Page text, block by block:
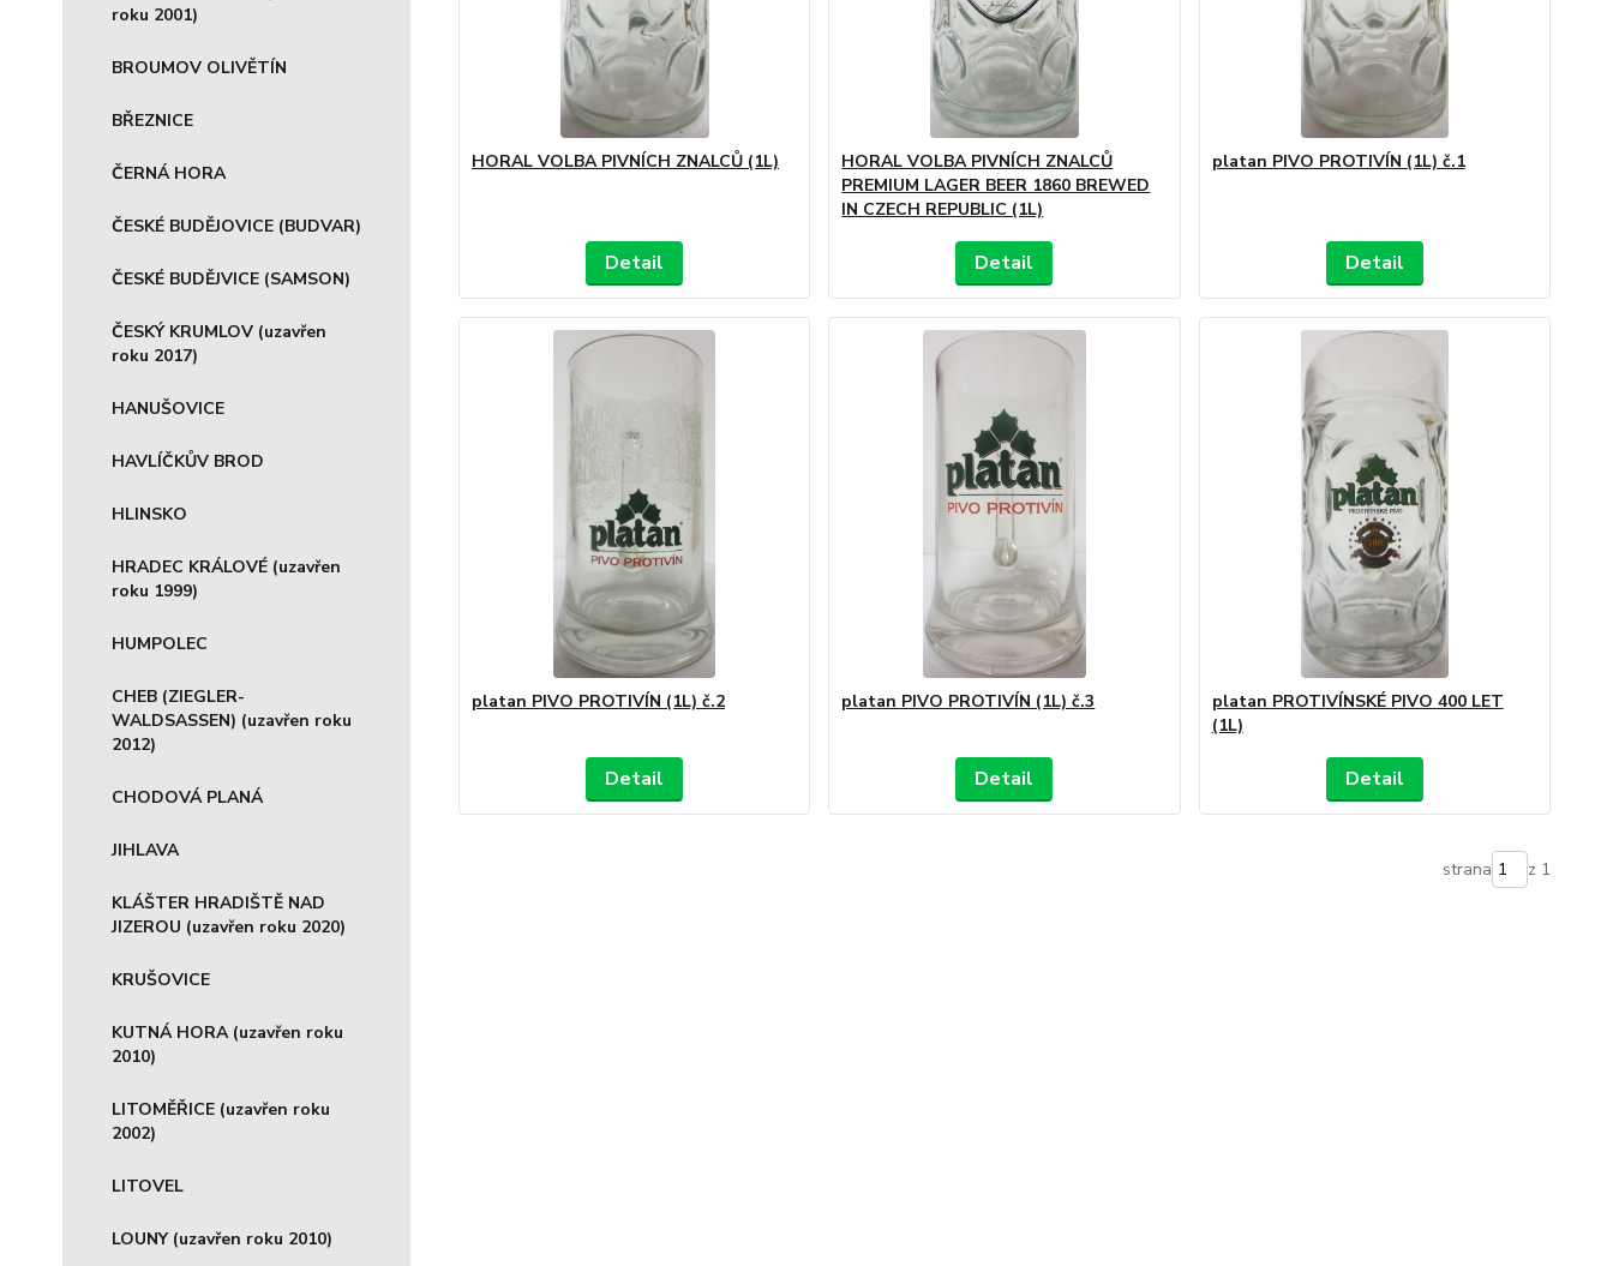
roku 2001)
BROUMOV OLIVĚTÍN
BŘEZNICE
ČERNÁ HORA
ČESKÉ BUDĚJOVICE (BUDVAR)
ČESKÉ BUDĚJVICE (SAMSON)
ČESKÝ KRUMLOV (uzavřen
roku 2017)
HANUŠOVICE
HAVLÍČKŮV BROD
HLINSKO
HRADEC KRÁLOVÉ (uzavřen
roku 1999)
HUMPOLEC
CHEB (ZIEGLER-
WALDSASSEN) (uzavřen roku
2012)
CHODOVÁ PLANÁ
JIHLAVA
KLÁŠTER HRADIŠTĚ NAD
JIZEROU (uzavřen roku 2020)
KRUŠOVICE
KUTNÁ HORA (uzavřen roku
2010)
LITOMĚŘICE (uzavřen roku
2002)
LITOVEL
LOUNY (uzavřen roku 2010)
HORAL VOLBA PIVNÍCH ZNALCŮ (1L)
Detail
HORAL VOLBA PIVNÍCH ZNALCŮ
PREMIUM LAGER BEER 1860 BREWED
IN CZECH REPUBLIC (1L)
Detail
platan PIVO PROTIVÍN (1L) č.1
Detail
platan PIVO PROTIVÍN (1L) č.2
Detail
platan PIVO PROTIVÍN (1L) č.3
Detail
platan PROTIVÍNSKÉ PIVO 400 LET
(1L)
Detail
strana z 1